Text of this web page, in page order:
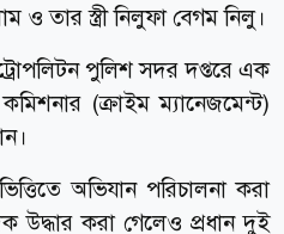
তার স্ত্রী নিলুফা বেগম নিলু।
পুলিশ সদর দপ্তরে এক
(ক্রাইম ম্যানেজমেন্ট)
অভিযান পরিচালনা করা
উদ্ধার করা গেলেও প্রধান দুই